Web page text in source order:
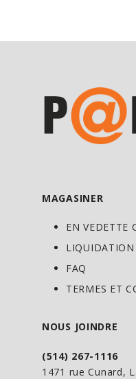
MAGASINER
EN VEDETTE
LIQUIDATION
FAQ
TERMES ET
NOUS JOINDRE
(514) 267-1116
1471 rue Cunard,